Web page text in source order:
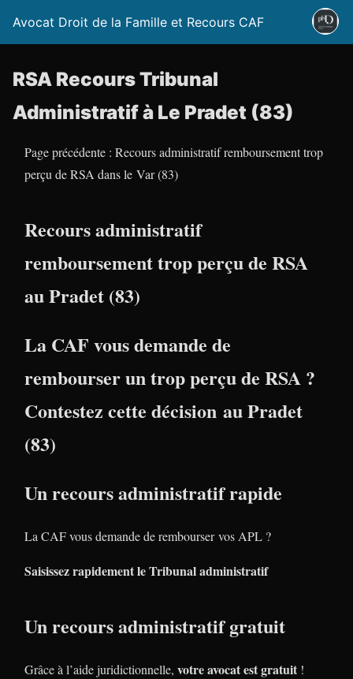
Avocat Droit de la Famille et Recours CAF
RSA Recours Tribunal
Administratif à Le Pradet (83)
Page précédente : Recours administratif remboursement trop
perçu de RSA dans le Var (83)
Recours administratif
remboursement trop perçu de RSA
au Pradet (83)
La CAF vous demande de
rembourser un trop perçu de RSA ?
Contestez cette décision au Pradet
(83)
Un recours administratif rapide
La CAF vous demande de rembourser vos APL ?
Saisissez rapidement le Tribunal administratif
Un recours administratif gratuit
Grâce à l’aide juridictionnelle, votre avocat est gratuit !